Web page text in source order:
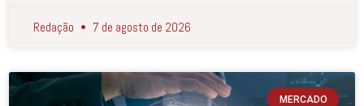
Redação 7 de agosto de 2026
MERCADO